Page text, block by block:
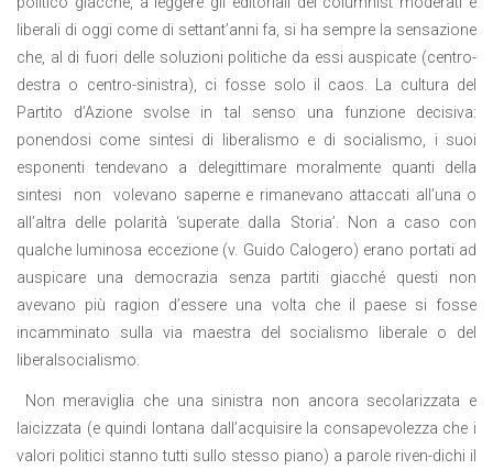
liberali di oggi come di settant’anni fa, si ha sempre la sensazione
che, al di fuori delle soluzioni politiche da essi auspicate (centro-
destra o centro-sinistra), ci fosse solo il caos. La cultura del
Partito d’Azione svolse in tal senso una funzione decisiva:
ponendosi come sintesi di liberalismo e di socialismo, i suoi
esponenti tendevano a delegittimare moralmente quanti della
sintesi non volevano saperne e rimanevano attaccati all’una o
all’altra delle polarità ‘superate dalla Storia’. Non a caso con
qualche luminosa eccezione (v. Guido Calogero) erano portati ad
auspicare una democrazia senza partiti giacché questi non
avevano più ragion d’essere una volta che il paese si fosse
incamminato sulla via maestra del socialismo liberale o del
liberalsocialismo.
Non meraviglia che una sinistra non ancora secolarizzata e
laicizzata (e quindi lontana dall’acquisire la consapevolezza che i
valori politici stanno tutti sullo stesso piano) a parole riven-dichi il